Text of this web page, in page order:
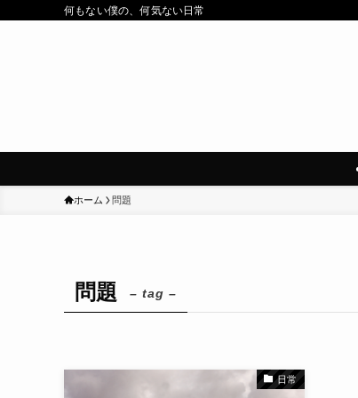
何もない僕の、何気ない日常
ホーム 問題
問題 – tag –
日常